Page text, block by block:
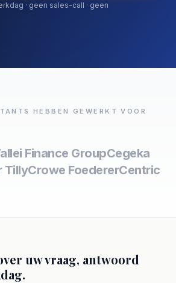
· geen sales-call · geen
HEBBEN GEWERKT VOOR
Finance GroupCegeka
TillyCrowe FoedererCentric
uw vraag, antwoord